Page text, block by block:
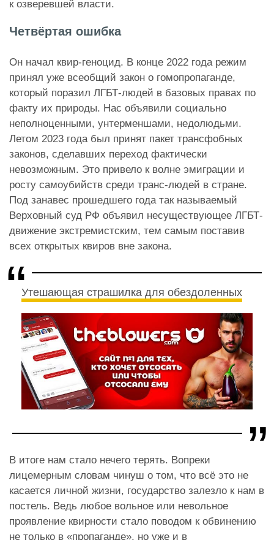
к озверевшей власти.
Четвёртая ошибка
Он начал квир-геноцид. В конце 2022 года режим
принял уже всеобщий закон о гомопропаганде,
который поразил ЛГБТ-людей в базовых правах по
факту их природы. Нас объявили социально
неполноценными, унтерменшами, недолюдьми.
Летом 2023 года был принят пакет трансфобных
законов, сделавших переход фактически
невозможным. Это привело к волне эмиграции и
росту самоубийств среди транс-людей в стране.
Под занавес прошедшего года так называемый
Верховный суд РФ объявил несуществующее ЛГБТ-
движение экстремистским, тем самым поставив
всех открытых квиров вне закона.
Утешающая страшилка для обездоленных
В итоге нам стало нечего терять. Вопреки
лицемерным словам чинуш о том, что всё это не
касается личной жизни, государство залезло к нам в
постель. Ведь любое вольное или невольное
проявление квирности стало поводом к обвинению
не только в «пропаганде», но уже и в